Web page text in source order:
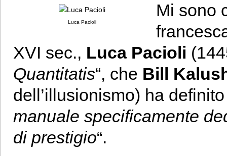
Luca Pacioli
Mi sono
XVI sec., Luca Pacioli
Quantitatis“, che Bill
dell’illusionismo) ha
manuale specificamente
di prestigio“.